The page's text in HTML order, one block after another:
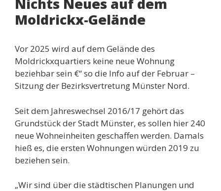
Nichts Neues auf dem
Moldrickx-Gelände
Vor 2025 wird auf dem Gelände des
Moldrickxquartiers keine neue Wohnung
beziehbar sein €“ so die Info auf der Februar –
Sitzung der Bezirksvertretung Münster Nord.
Seit dem Jahreswechsel 2016/17 gehört das
Grundstück der Stadt Münster, es sollen hier 240
neue Wohneinheiten geschaffen werden. Damals
hieß es, die ersten Wohnungen würden 2019 zu
beziehen sein.
„Wir sind über die städtischen Planungen und